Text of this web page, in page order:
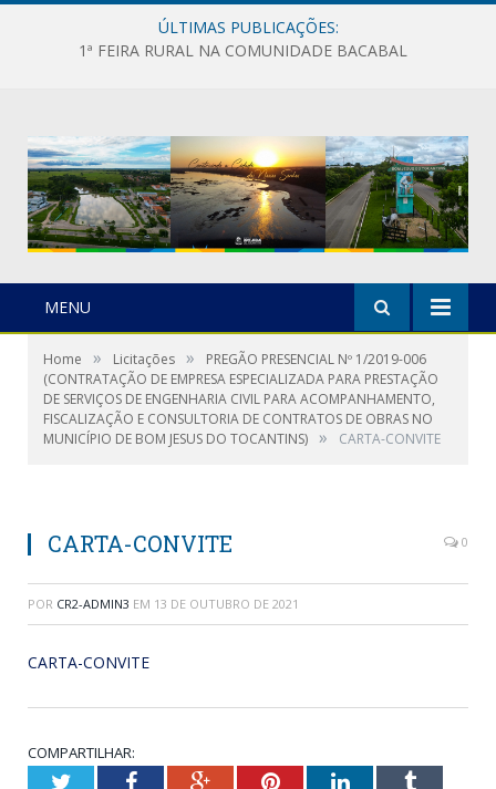
ÚLTIMAS PUBLICAÇÕES:
1ª FEIRA RURAL NA COMUNIDADE BACABAL
MENU
Home » Licitações »
PREGÃO PRESENCIAL Nº 1/2019-006
(CONTRATAÇÃO DE EMPRESA ESPECIALIZADA PARA PRESTAÇÃO
DE SERVIÇOS DE ENGENHARIA CIVIL PARA ACOMPANHAMENTO,
FISCALIZAÇÃO E CONSULTORIA DE CONTRATOS DE OBRAS NO
MUNICÍPIO DE BOM JESUS DO TOCANTINS) » CARTA-CONVITE
CARTA-CONVITE 0
POR CR2-ADMIN3 EM 13 DE OUTUBRO DE 2021
CARTA-CONVITE
COMPARTILHAR:
TwitterFacebookGoogle+PinterestLinkedInTumblr